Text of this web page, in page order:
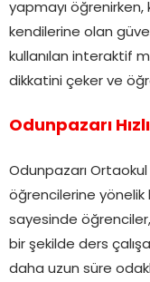
yapmayı öğrenirken,
kendilerine olan
kullanılan interaktif
dikkatini çeker ve
Odunpazarı
Odunpazarı Ortaokul
öğrencilerine yönelik
sayesinde öğrenciler,
bir şekilde ders
daha uzun süre